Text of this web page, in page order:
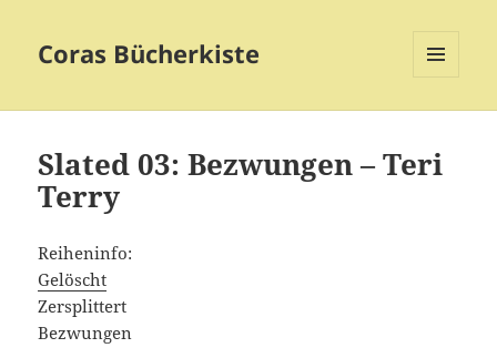
Coras Bücherkiste
Slated 03: Bezwungen – Teri
Terry
Reiheninfo:
Gelöscht
Zersplittert
Bezwungen